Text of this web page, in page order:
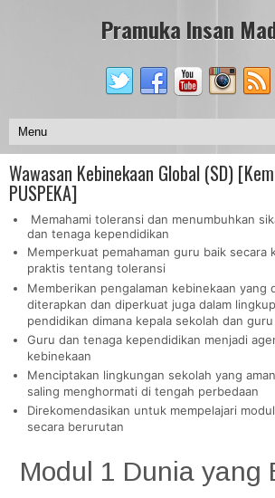
Pramuka Insan
Wawasan Kebinekaan Global (SD)
PUSPEKA]
Memahami toleransi dan menumbuhkan
dan tenaga kependidikan
Memperkuat pemahaman guru baik secara
praktis tentang toleransi
Memberikan pengalaman kebinekaan yang
diterapkan dan diperkuat juga dalam
pendidikan dimana kepala sekolah dan
Guru dan tenaga kependidikan menjadi
kebinekaan
Menciptakan lingkungan sekolah yang
saling menghormati di tengah perbedaan
Direkomendasikan untuk mempelajari
secara berurutan
Modul 1 Dunia yang